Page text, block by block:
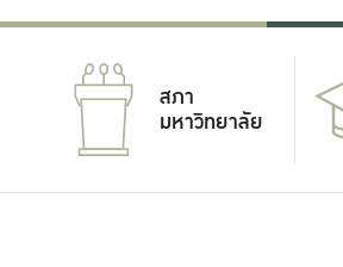
สภา
มหาวิทยาลัย